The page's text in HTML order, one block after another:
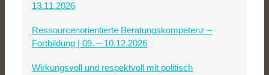
13.11.2026
Ressourcenorientierte Beratungskompetenz –
Fortbildung | 09. – 10.12.2026
Wirkungsvoll und respektvoll mit politisch